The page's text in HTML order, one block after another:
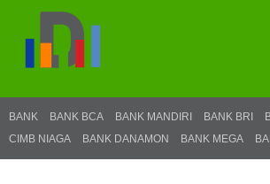
BANK BANK BCA BANK MANDIRI BANK BRI
CIMB NIAGA
BANK DANAMON BANK MEGA